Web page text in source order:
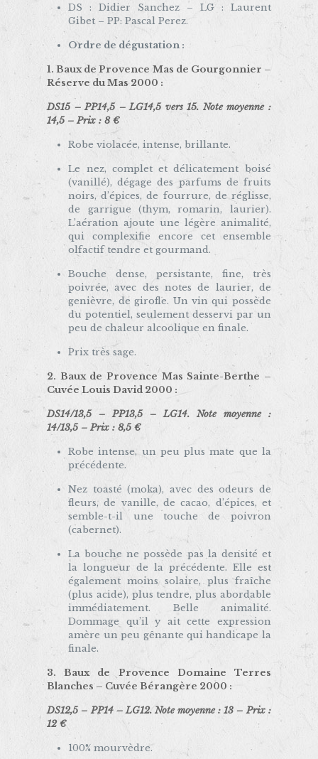
DS : Didier Sanchez – LG : Laurent
Gibet – PP: Pascal Perez.
Ordre de dégustation :
1. Baux de Provence Mas de Gourgonnier –
Réserve du Mas 2000 :
DS15 – PP14,5 – LG14,5 vers 15. Note moyenne :
14,5 – Prix : 8 €
Robe violacée, intense, brillante.
Le nez, complet et délicatement boisé
(vanillé), dégage des parfums de fruits
noirs, d’épices, de fourrure, de réglisse,
de garrigue (thym, romarin, laurier).
L’aération ajoute une légère animalité,
qui complexifie encore cet ensemble
olfactif tendre et gourmand.
Bouche dense, persistante, fine, très
poivrée, avec des notes de laurier, de
genièvre, de girofle. Un vin qui possède
du potentiel, seulement desservi par un
peu de chaleur alcoolique en finale.
Prix très sage.
2. Baux de Provence Mas Sainte-Berthe –
Cuvée Louis David 2000 :
DS14/13,5 – PP13,5 – LG14. Note moyenne :
14/13,5 – Prix : 8,5 €
Robe intense, un peu plus mate que la
précédente.
Nez toasté (moka), avec des odeurs de
fleurs, de vanille, de cacao, d’épices, et
semble-t-il une touche de poivron
(cabernet).
La bouche ne possède pas la densité et
la longueur de la précédente. Elle est
également moins solaire, plus fraîche
(plus acide), plus tendre, plus abordable
immédiatement. Belle animalité.
Dommage qu’il y ait cette expression
amère un peu gênante qui handicape la
finale.
3. Baux de Provence Domaine Terres
Blanches – Cuvée Bérangère 2000 :
DS12,5 – PP14 – LG12. Note moyenne : 13 – Prix :
12 €
100% mourvèdre.